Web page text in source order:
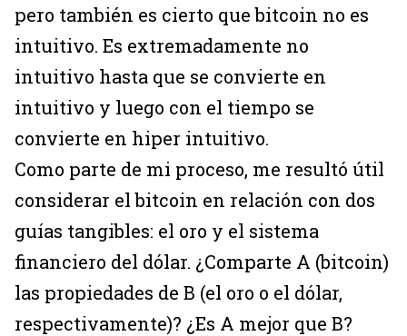
pero también es cierto que bitcoin no es
intuitivo. Es extremadamente no
intuitivo hasta que se convierte en
intuitivo y luego con el tiempo se
convierte en hiper intuitivo.
Como parte de mi proceso, me resultó útil
considerar el bitcoin en relación con dos
guías tangibles: el oro y el sistema
financiero del dólar. ¿Comparte A (bitcoin)
las propiedades de B (el oro o el dólar,
respectivamente)? ¿Es A mejor que B?